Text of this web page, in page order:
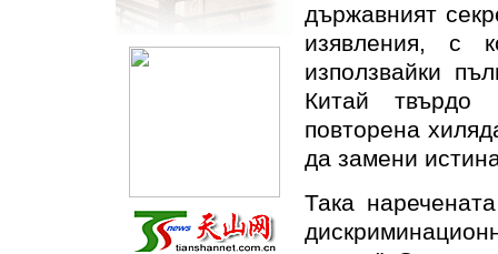
държавният
изявления, с
използвайки
Китай твърдо
повторена
да замени
Така